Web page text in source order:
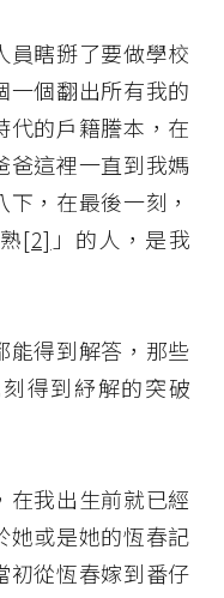
員瞎掰了要做學校
一個翻出所有我的
代的戶籍謄本，在
爸這裡一直到我媽
，在最後一刻，
[2] 」的人，是我
能得到解答，那些
得到紓解的突破
在我出生前就已經
她或是她的恆春記
初從恆春嫁到番仔